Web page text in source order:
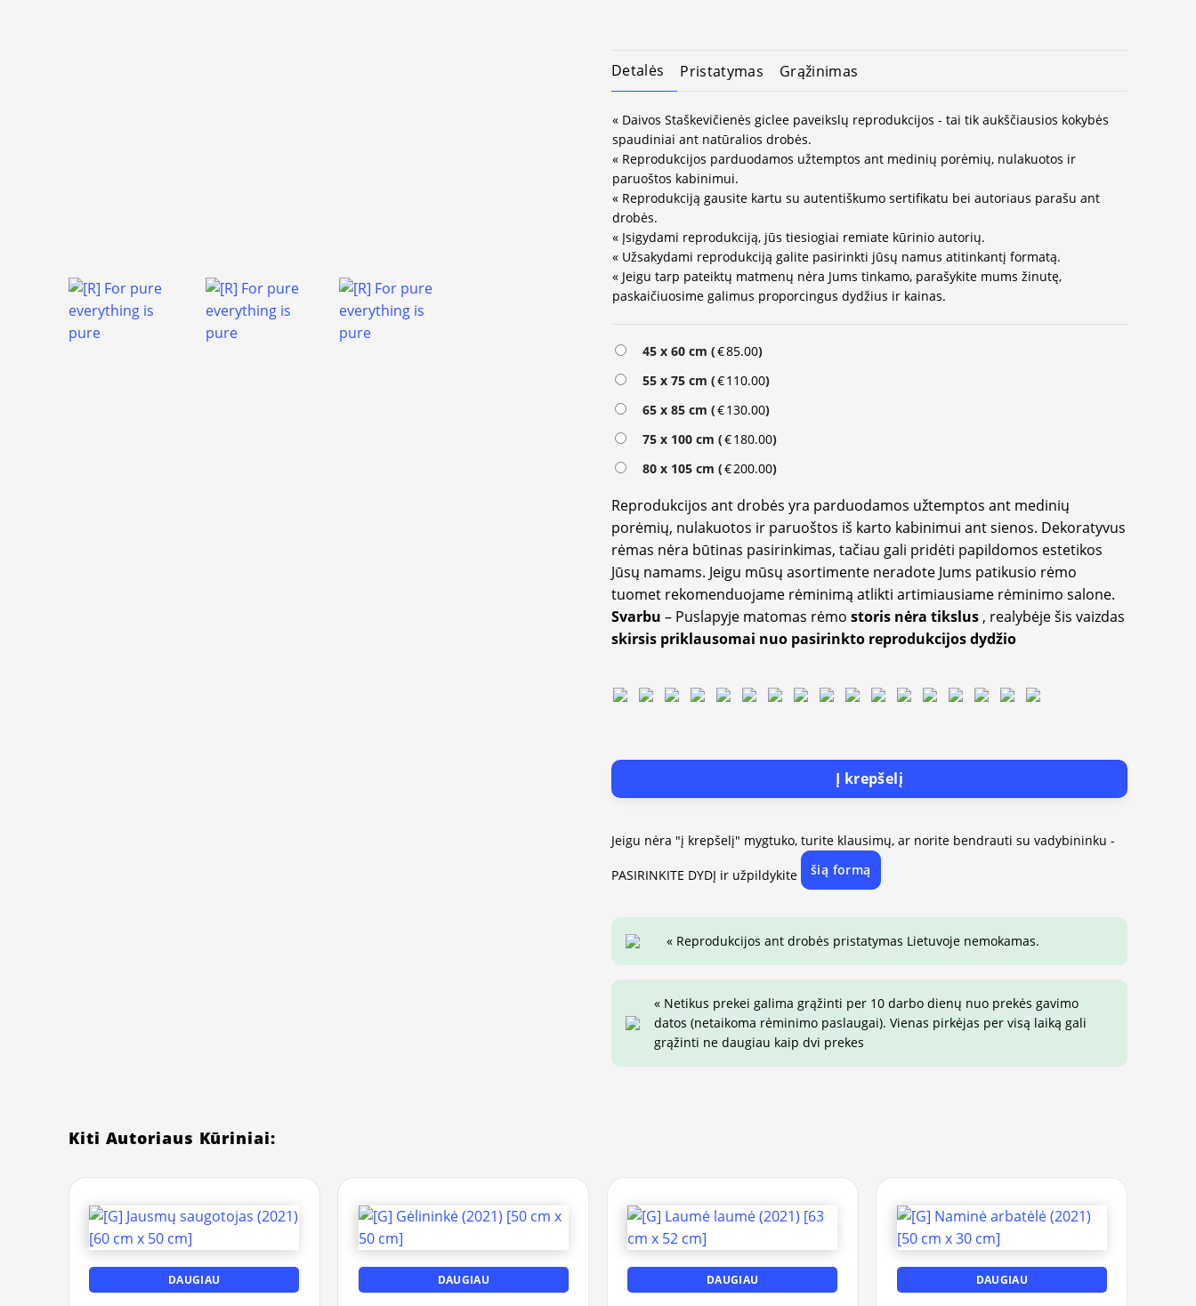
Detalės Pristatymas Grąžinimas
« Daivos Staškevičienės giclee paveikslų reprodukcijos - tai tik aukščiausios kokybės
spaudiniai ant natūralios drobės.
« Reprodukcijos parduodamos užtemptos ant medinių porėmių, nulakuotos ir
paruoštos kabinimui.
« Reprodukciją gausite kartu su autentiškumo sertifikatu bei autoriaus parašu ant
drobės.
« Įsigydami reprodukciją, jūs tiesiogiai remiate kūrinio autorių.
« Užsakydami reprodukciją galite pasirinkti jūsų namus atitinkantį formatą.
« Jeigu tarp pateiktų matmenų nėra Jums tinkamo, parašykite mums žinutę,
paskaičiuosime galimus proporcingus dydžius ir kainas.
45 x 60 cm (€85.00)
55 x 75 cm (€110.00)
65 x 85 cm (€130.00)
75 x 100 cm (€180.00)
80 x 105 cm (€200.00)
Reprodukcijos ant drobės yra parduodamos užtemptos ant medinių
porėmių, nulakuotos ir paruoštos iš karto kabinimui ant sienos. Dekoratyvus
rėmas nėra būtinas pasirinkimas, tačiau gali pridėti papildomos estetikos
Jūsų namams. Jeigu mūsų asortimente neradote Jums patikusio rėmo
tuomet rekomenduojame rėminimą atlikti artimiausiame rėminimo salone.
Svarbu – Puslapyje matomas rėmo storis nėra tikslus , realybėje šis vaizdas
skirsis priklausomai nuo pasirinkto reprodukcijos dydžio
Į krepšelį
Jeigu nėra "į krepšelį" mygtuko, turite klausimų, ar norite bendrauti su vadybininku -
PASIRINKITE DYDĮ ir užpildykite šią formą
« Reprodukcijos ant drobės pristatymas Lietuvoje nemokamas.
« Netikus prekei galima grąžinti per 10 darbo dienų nuo prekės gavimo
datos (netaikoma rėminimo paslaugai). Vienas pirkėjas per visą laiką gali
grąžinti ne daugiau kaip dvi prekes
Kiti Autoriaus Kūriniai:
DAUGIAU DAUGIAU DAUGIAU DAUGIAU